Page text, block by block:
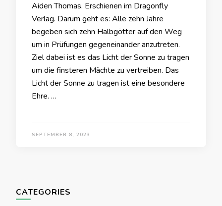
Aiden Thomas. Erschienen im Dragonfly
Verlag. Darum geht es: Alle zehn Jahre
begeben sich zehn Halbgötter auf den Weg
um in Prüfungen gegeneinander anzutreten.
Ziel dabei ist es das Licht der Sonne zu tragen
um die finsteren Mächte zu vertreiben. Das
Licht der Sonne zu tragen ist eine besondere
Ehre. …
SEPTEMBER 8, 2023
CATEGORIES